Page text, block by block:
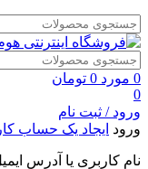
0 مورد 0 تومان
0
ورود / ثبت نام
ورود ایجاد یک حساب
نام کاربری یا آدرس